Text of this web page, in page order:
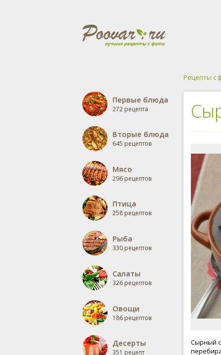
Первые блюда
272 рецепта
Вторые блюда
645 рецептов
Мясо
296 рецептов
Птица
258 рецептов
Рыба
330 рецептов
Салаты
326 рецептов
Овощи
186 рецептов
Десерты
351 рецепт
Рецепты с
Сырный